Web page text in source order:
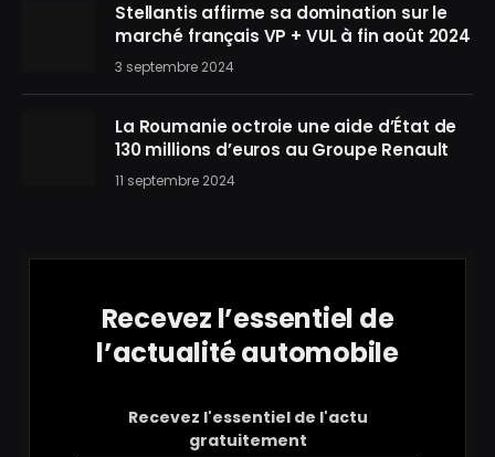
Stellantis affirme sa domination sur le
marché français VP + VUL à fin août 2024
3 septembre 2024
La Roumanie octroie une aide d’État de
130 millions d’euros au Groupe Renault
11 septembre 2024
Recevez l’essentiel de
l’actualité automobile
Recevez l'essentiel de l'actu
gratuitement